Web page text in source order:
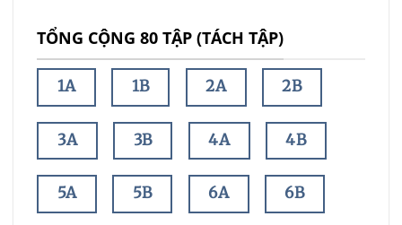
TỔNG CỘNG 80 TẬP (TÁCH TẬP)
1A 1B 2A 2B
3A 3B 4A 4B
5A 5B 6A 6B